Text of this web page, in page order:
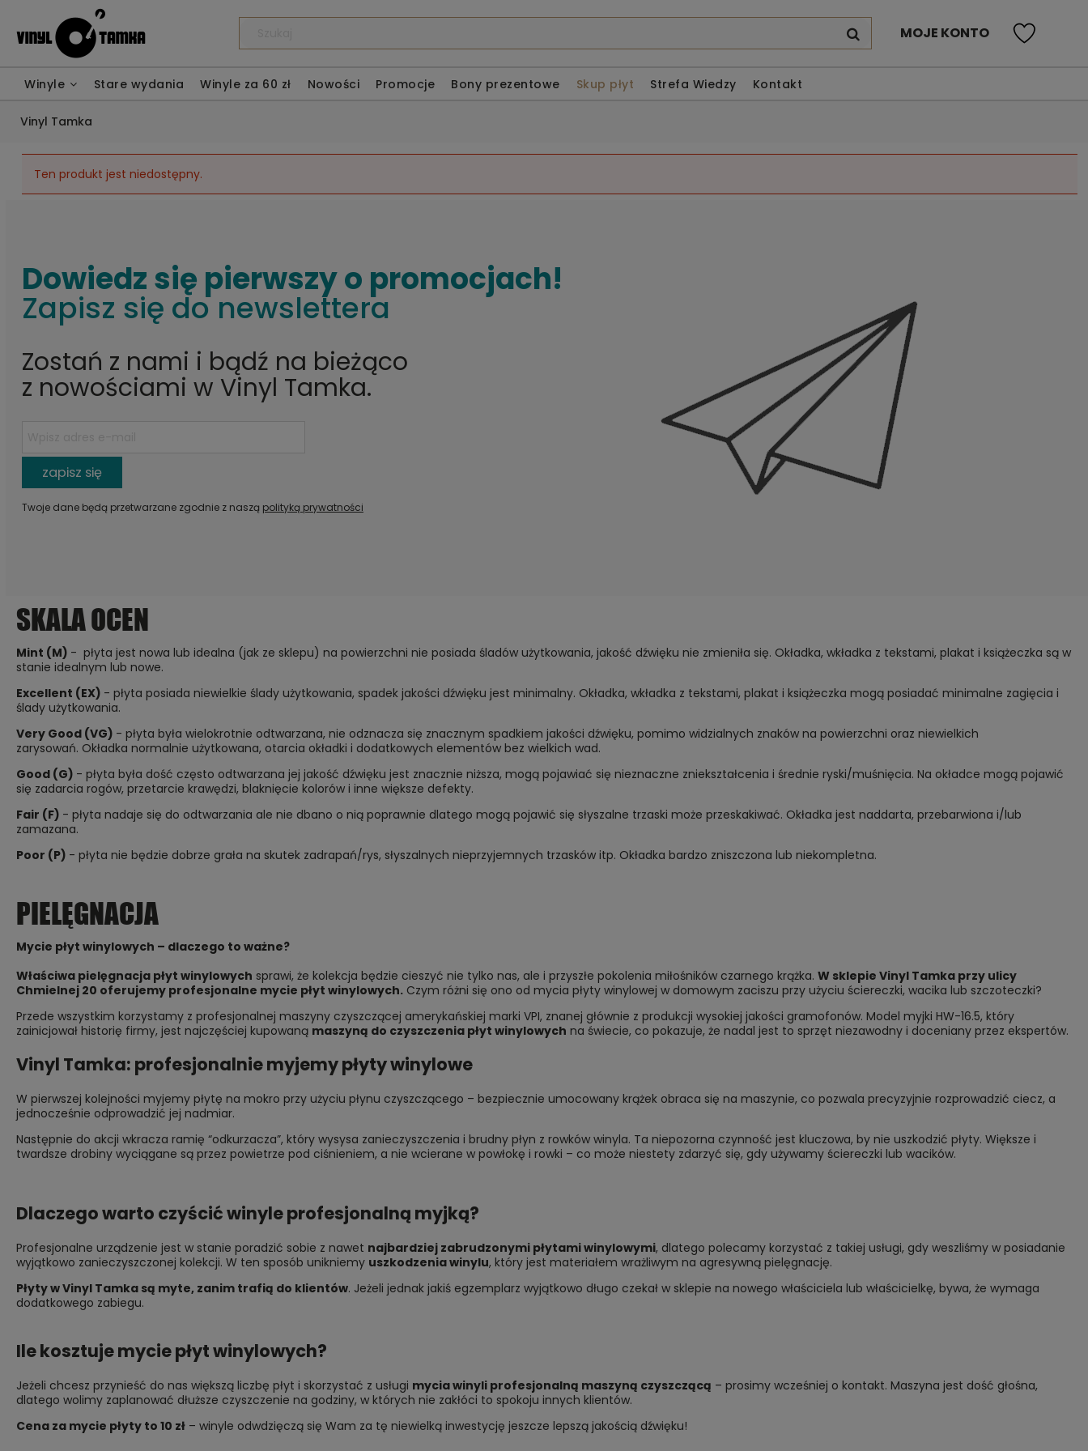
MOJE KONTO
Winyle Stare wydania Winyle za 60 zł Nowości Promocje Bony prezentowe Skup płyt Strefa Wiedzy Kontakt
Vinyl Tamka
Ten produkt jest niedostępny.
Dowiedz się pierwszy o promocjach!
Zapisz się do newslettera
Zostań z nami i bądź na bieżąco
z nowościami w Vinyl Tamka.
zapisz się
Twoje dane będą przetwarzane zgodnie z naszą polityką prywatności
SKALA OCEN
Mint (M) - płyta jest nowa lub idealna (jak ze sklepu) na powierzchni nie posiada śladów użytkowania, jakość dźwięku nie zmieniła się. Okładka, wkładka z tekstami, plakat i książeczka są w
stanie idealnym lub nowe.
Excellent (EX) - płyta posiada niewielkie ślady użytkowania, spadek jakości dźwięku jest minimalny. Okładka, wkładka z tekstami, plakat i książeczka mogą posiadać minimalne zagięcia i
ślady użytkowania.
Very Good (VG) - płyta była wielokrotnie odtwarzana, nie odznacza się znacznym spadkiem jakości dźwięku, pomimo widzialnych znaków na powierzchni oraz niewielkich
zarysowań. Okładka normalnie użytkowana, otarcia okładki i dodatkowych elementów bez wielkich wad.
Good (G) - płyta była dość często odtwarzana jej jakość dźwięku jest znacznie niższa, mogą pojawiać się nieznaczne zniekształcenia i średnie ryski/muśnięcia. Na okładce mogą pojawić
się zadarcia rogów, przetarcie krawędzi, blaknięcie kolorów i inne większe defekty.
Fair (F) - płyta nadaje się do odtwarzania ale nie dbano o nią poprawnie dlatego mogą pojawić się słyszalne trzaski może przeskakiwać. Okładka jest naddarta, przebarwiona i/lub
zamazana.
Poor (P) - płyta nie będzie dobrze grała na skutek zadrapań/rys, słyszalnych nieprzyjemnych trzasków itp. Okładka bardzo zniszczona lub niekompletna.
PIELĘGNACJA
Mycie płyt winylowych – dlaczego to ważne?
Właściwa pielęgnacja płyt winylowych sprawi, że kolekcja będzie cieszyć nie tylko nas, ale i przyszłe pokolenia miłośników czarnego krążka. W sklepie Vinyl Tamka przy ulicy
Chmielnej 20 oferujemy profesjonalne mycie płyt winylowych. Czym różni się ono od mycia płyty winylowej w domowym zaciszu przy użyciu ściereczki, wacika lub szczoteczki?
Przede wszystkim korzystamy z profesjonalnej maszyny czyszczącej amerykańskiej marki VPI, znanej głównie z produkcji wysokiej jakości gramofonów. Model myjki HW-16.5, który
zainicjował historię firmy, jest najczęściej kupowaną maszyną do czyszczenia płyt winylowych na świecie, co pokazuje, że nadal jest to sprzęt niezawodny i doceniany przez ekspertów.
Vinyl Tamka: profesjonalnie myjemy płyty winylowe
W pierwszej kolejności myjemy płytę na mokro przy użyciu płynu czyszczącego – bezpiecznie umocowany krążek obraca się na maszynie, co pozwala precyzyjnie rozprowadzić ciecz, a
jednocześnie odprowadzić jej nadmiar.
Następnie do akcji wkracza ramię “odkurzacza”, który wysysa zanieczyszczenia i brudny płyn z rowków winyla. Ta niepozorna czynność jest kluczowa, by nie uszkodzić płyty. Większe i
twardsze drobiny wyciągane są przez powietrze pod ciśnieniem, a nie wcierane w powłokę i rowki – co może niestety zdarzyć się, gdy używamy ściereczki lub wacików.
Dlaczego warto czyścić winyle profesjonalną myjką?
Profesjonalne urządzenie jest w stanie poradzić sobie z nawet najbardziej zabrudzonymi płytami winylowymi, dlatego polecamy korzystać z takiej usługi, gdy weszliśmy w posiadanie
wyjątkowo zanieczyszczonej kolekcji. W ten sposób unikniemy uszkodzenia winylu, który jest materiałem wrażliwym na agresywną pielęgnację.
Płyty w Vinyl Tamka są myte, zanim trafią do klientów. Jeżeli jednak jakiś egzemplarz wyjątkowo długo czekał w sklepie na nowego właściciela lub właścicielkę, bywa, że wymaga
dodatkowego zabiegu.
Ile kosztuje mycie płyt winylowych?
Jeżeli chcesz przynieść do nas większą liczbę płyt i skorzystać z usługi mycia winyli profesjonalną maszyną czyszczącą – prosimy wcześniej o kontakt. Maszyna jest dość głośna,
dlatego wolimy zaplanować dłuższe czyszczenie na godziny, w których nie zakłóci to spokoju innych klientów.
Cena za mycie płyty to 10 zł – winyle odwdzięczą się Wam za tę niewielką inwestycję jeszcze lepszą jakością dźwięku!